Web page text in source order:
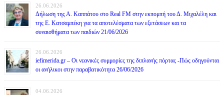
26.06.2026
Δήλωση της Α. Καππάτου στο Real FM στην εκπομπή του Δ. Μιχαλέλη και
της Ε. Κατσαμπέκη για τα αποτελέσματα των εξετάσεων και τα
συναισθήματα των παιδιών 21/06/2026
26.06.2026
iefimerida.gr – Οι νεανικές συμμορίες της διπλανής πόρτας -Πώς οδηγούνται
οι ανήλικοι στην παραβατικότητα 26/06/2026
04.06.2026